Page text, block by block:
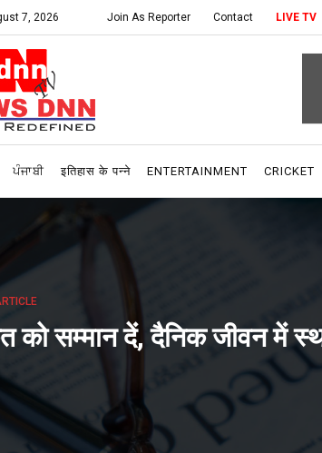
7, 2026 Join As Reporter Contact LIVE TV
ਪੰਜਾਬੀ इतिहास के पन्ने ENTERTAINMENT CRICKET
को सम्मान दें, दैनिक जीवन में